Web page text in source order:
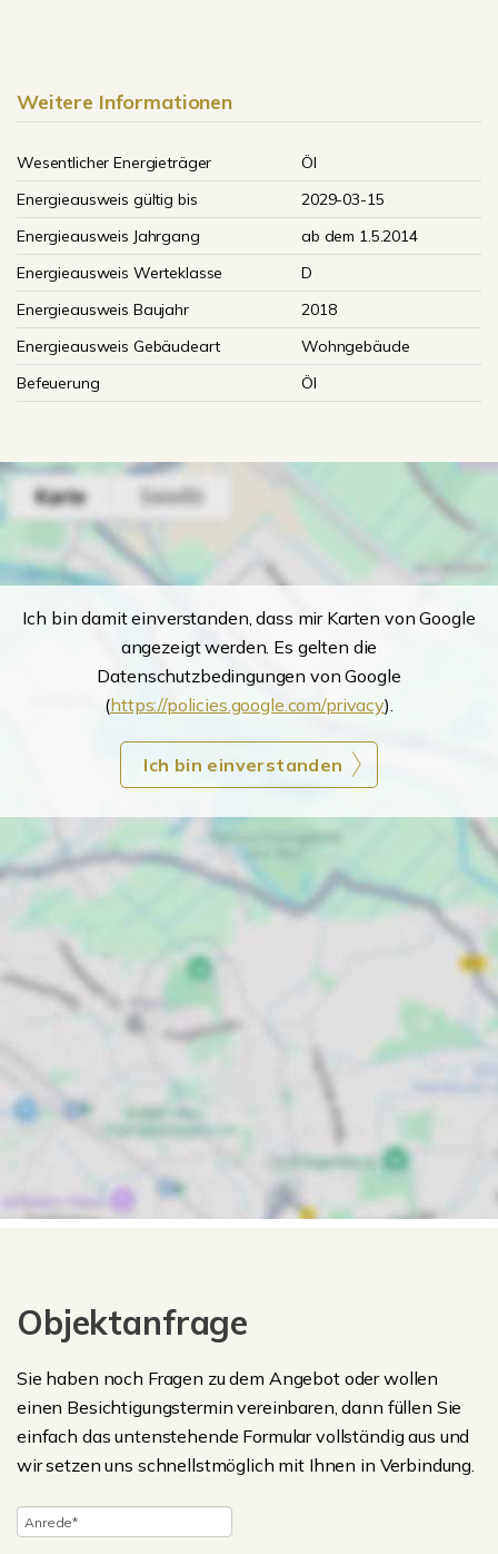
Weitere Informationen
Wesentlicher Energieträger
Öl
Energieausweis gültig bis
2029-03-15
Energieausweis Jahrgang
ab dem 1.5.2014
Energieausweis Werteklasse
D
Energieausweis Baujahr
2018
Energieausweis Gebäudeart
Wohngebäude
Befeuerung
Öl
Ich bin damit einverstanden, dass mir Karten von Google
angezeigt werden. Es gelten die
Datenschutzbedingungen von Google
(https://policies.google.com/privacy).
Ich bin einverstanden
Objektanfrage
Sie haben noch Fragen zu dem Angebot oder wollen
einen Besichtigungstermin vereinbaren, dann füllen Sie
einfach das untenstehende Formular vollständig aus und
wir setzen uns schnellstmöglich mit Ihnen in Verbindung.